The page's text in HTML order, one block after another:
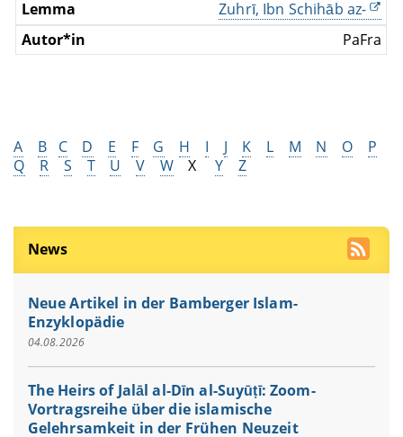
Zuhrī, Ibn Schihāb az-
PaFra
A B C D E F G H I J K L M N O
P
Q
R S T U V WXY Z
News
Neue Artikel in der Bamberger Islam-
Enzyklopädie
04.08.2026
The Heirs of Jalāl al-Dīn al-Suyūṭī: Zoom-
Vortragsreihe über die islamische
Gelehrsamkeit in der Frühen Neuzeit